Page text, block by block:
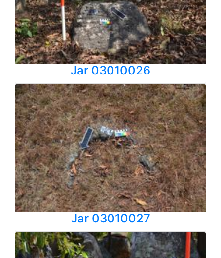
Jar 03010026
Jar 03010027